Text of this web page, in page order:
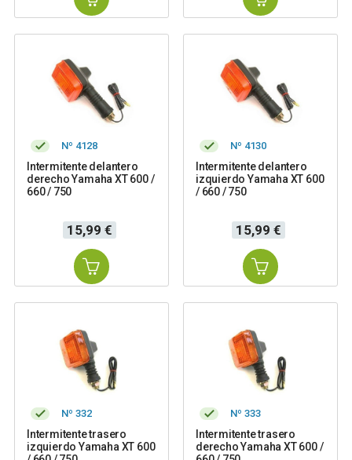
Nº 4128
Intermitente delantero
derecho Yamaha XT 600 /
660 / 750
Precio
15,99 €
Nº 4130
Intermitente delantero
izquierdo Yamaha XT 600
/ 660 / 750
Precio
15,99 €
Nº 332
Intermitente trasero
izquierdo Yamaha XT 600
Nº 333
Intermitente trasero
derecho Yamaha XT 600 /